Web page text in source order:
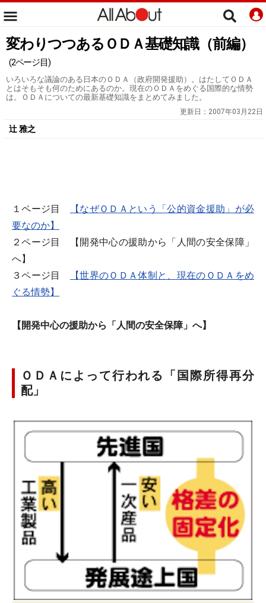
変わりつつあるＯＤＡ基礎知識（前編）
(2ページ目)
いろいろな議論のある日本のＯＤＡ（政府開発援助）。はたしてＯＤＡ
とはそもそも何のためにあるのか。現在のＯＤＡをめぐる国際的な情勢
は。ＯＤＡについての最新基礎知識をまとめてみました。
更新日： 2007年03月22日
辻 雅之
１ページ目
【なぜＯＤＡという「公的資金援助」が必
要なのか】
２ページ目 【開発中心の援助から「人間の安全保障」
へ】
３ページ目
【世界のＯＤＡ体制と、現在のＯＤＡをめ
ぐる情勢】
【開発中心の援助から「人間の安全保障」へ】
ＯＤＡによって行われる「国際所得再分
配」